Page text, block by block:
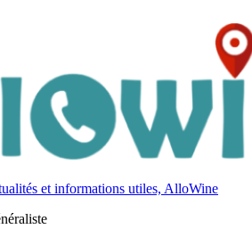
et informations utiles, AlloWine